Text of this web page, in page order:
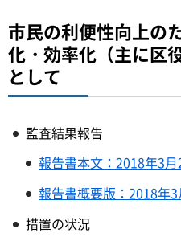
市民の利便性向上の
化・効率化（主に区
として
監査結果報告
報告書本文：2018年3月
報告書概要版：2018年3
措置の状況